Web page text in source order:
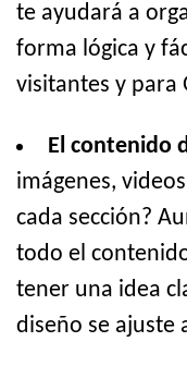
te ayudará a
forma lógica y
visitantes y para
El contenido
imágenes,
cada sección?
todo el
tener una idea
diseño se ajuste